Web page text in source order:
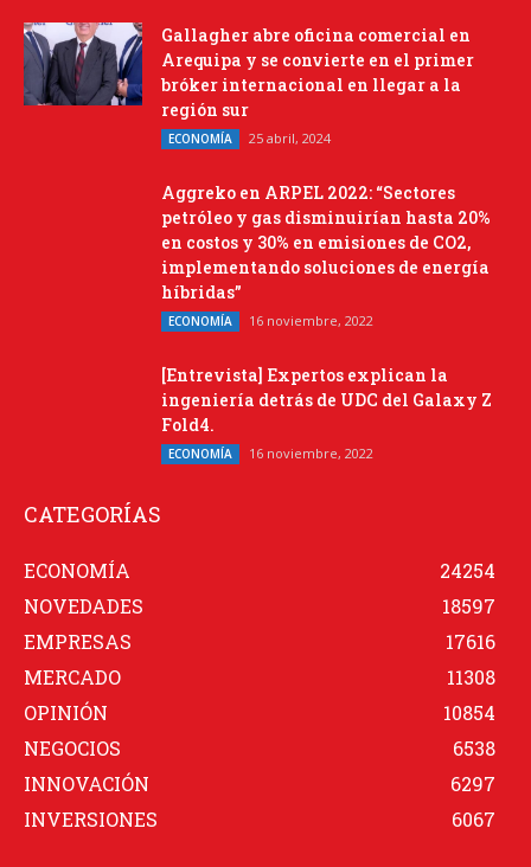
Gallagher abre oficina comercial en
Arequipa y se convierte en el primer
bróker internacional en llegar a la
región sur
ECONOMÍA 25 abril, 2024
Aggreko en ARPEL 2022: “Sectores
petróleo y gas disminuirían hasta 20%
en costos y 30% en emisiones de CO2,
implementando soluciones de energía
híbridas”
ECONOMÍA 16 noviembre, 2022
[Entrevista] Expertos explican la
ingeniería detrás de UDC del Galaxy Z
Fold4.
ECONOMÍA 16 noviembre, 2022
CATEGORÍAS
ECONOMÍA
24254
NOVEDADES
18597
EMPRESAS
17616
MERCADO
11308
OPINIÓN
10854
NEGOCIOS
6538
INNOVACIÓN
6297
INVERSIONES
6067